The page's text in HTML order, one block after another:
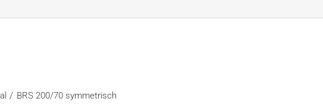
BRS 200/70 symmetrisch